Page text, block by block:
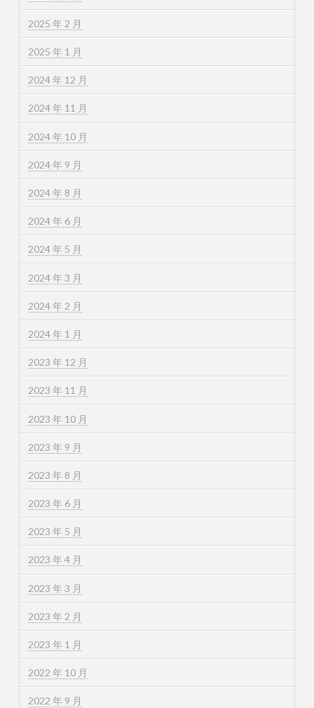
2025 年 2 月
2025 年 1 月
2024 年 12 月
2024 年 11 月
2024 年 10 月
2024 年 9 月
2024 年 8 月
2024 年 6 月
2024 年 5 月
2024 年 3 月
2024 年 2 月
2024 年 1 月
2023 年 12 月
2023 年 11 月
2023 年 10 月
2023 年 9 月
2023 年 8 月
2023 年 6 月
2023 年 5 月
2023 年 4 月
2023 年 3 月
2023 年 2 月
2023 年 1 月
2022 年 10 月
2022 年 9 月